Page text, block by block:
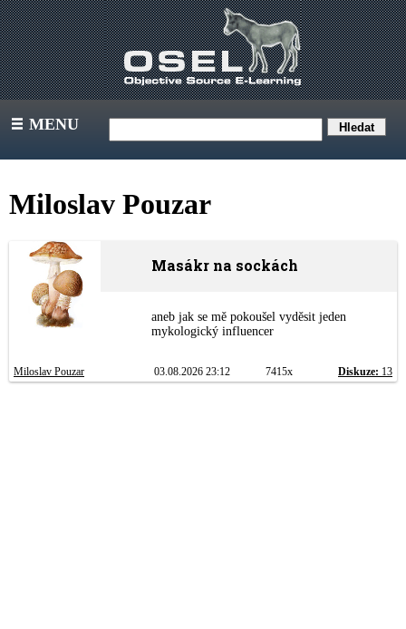
III MENU
Miloslav Pouzar
Masákr na sockách
aneb jak se mě pokoušel vyděsit jeden
mykologický influencer
Miloslav Pouzar 03.08.2026 23:12 7415x Diskuze: 13